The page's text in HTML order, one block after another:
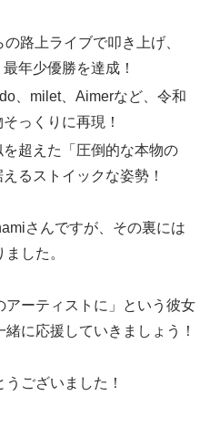
の路上ライブで叩き上げ、
年少優勝を達成！
、milet、Aimerなど、令和
っくりに再現！
を超えた「圧倒的な本物の
るストイックな姿勢！
さんですが、その裏には
した。
アーティストに」という彼女
に応援していきましょう！
ございました！